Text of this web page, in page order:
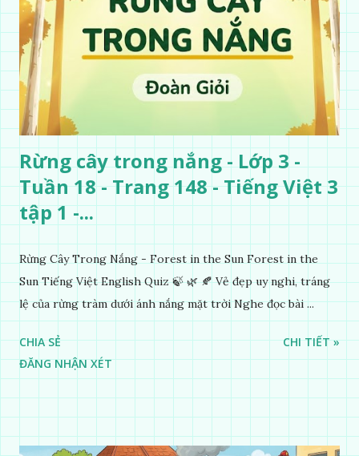
Rừng cây trong nắng - Lớp 3 -
Tuần 18 - Trang 148 - Tiếng Việt 3
tập 1 -...
Rừng Cây Trong Nắng - Forest in the Sun Forest in the
Sun Tiếng Việt English Quiz 🍃 🌿 🍂 Vẻ đẹp uy nghi, tráng
lệ của rừng tràm dưới ánh nắng mặt trời Nghe đọc bài ...
CHIA SẺ
ĐĂNG NHẬN XÉT
CHI TIẾT »